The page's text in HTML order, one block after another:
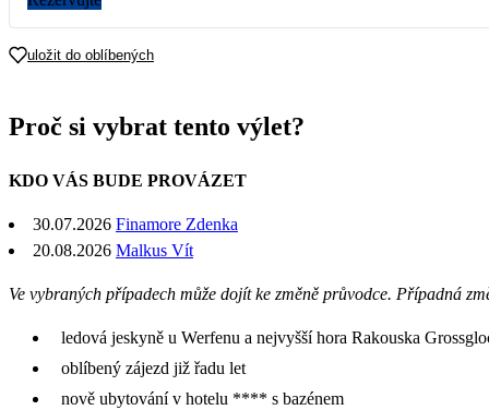
uložit do oblíbených
Proč si vybrat tento výlet?
KDO VÁS BUDE PROVÁZET
30.07.2026 Finamore Zdenka
20.08.2026 Malkus Vít
Ve vybraných případech může dojít ke změně průvodce. Případná
ledová jeskyně u Werfenu a nejvyšší hora Rakouska
oblíbený zájezd již řadu let
nově ubytování v hotelu **** s bazénem